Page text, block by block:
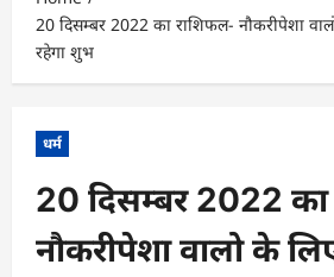
20 दिसम्बर 2022 का राशिफल- नौकरीपेशा
रहेगा शुभ
धर्म
20 दिसम्बर 2022
नौकरीपेशा वालो के